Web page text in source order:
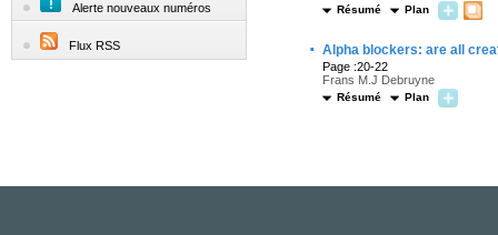
Alerte nouveaux numéros
Flux RSS
Résumé Plan
· Alpha blockers: are all
Page :20-22
Frans M.J Debruyne
Résumé Plan